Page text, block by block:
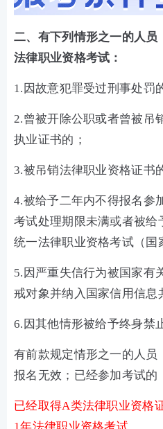
二、有下列情形之一的人
法律职业资格考试：
1.因故意犯罪受过刑事处罚
2.曾被开除公职或者曾被吊
执业证书的；
3.被吊销法律职业资格证书
4.被给予二年内不得报名参
考试处理期限未满或者被给
统一法律职业资格考试（国
5.因严重失信行为被国家有
戒对象并纳入国家信用信息
6.因其他情形被给予终身禁
有前款规定情形之一的人员
报名无效；已经参加考试的
已经取得A类法律职业资格